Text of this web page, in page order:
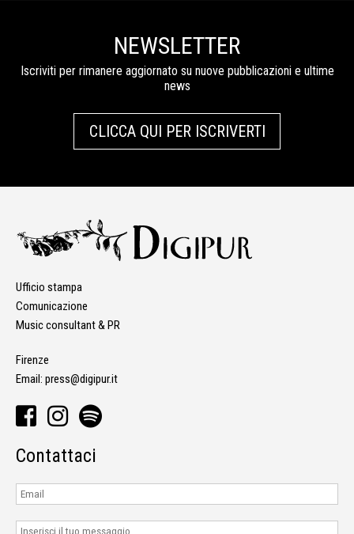
NEWSLETTER
Iscriviti per rimanere aggiornato su nuove pubblicazioni e ultime
news
CLICCA QUI PER ISCRIVERTI
Ufficio stampa
Comunicazione
Music consultant & PR
Firenze
Email: press@digipur.it
Contattaci